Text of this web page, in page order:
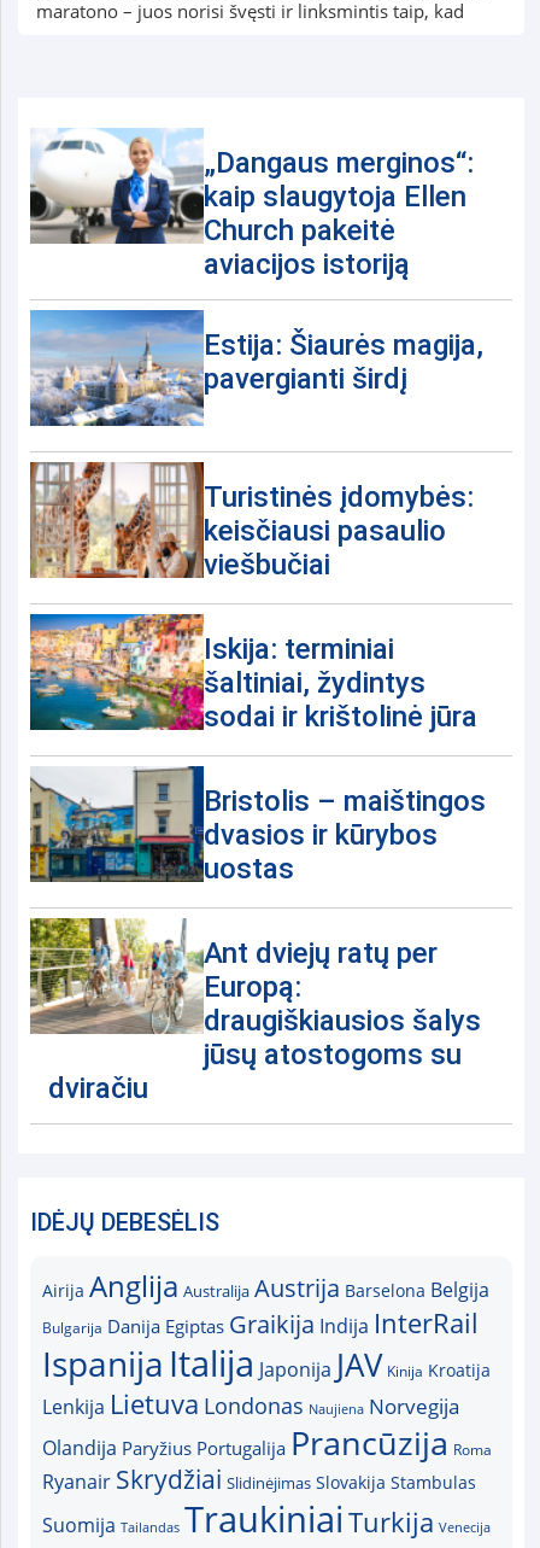
maratono – juos norisi švęsti ir linksmintis taip, kad
„Dangaus merginos“:
kaip slaugytoja Ellen
Church pakeitė
aviacijos istoriją
Estija: Šiaurės magija,
pavergianti širdį
Turistinės įdomybės:
keisčiausi pasaulio
viešbučiai
Iskija: terminiai
šaltiniai, žydintys
sodai ir krištolinė jūra
Bristolis – maištingos
dvasios ir kūrybos
uostas
Ant dviejų ratų per
Europą:
draugiškiausios šalys
jūsų atostogoms su
dviračiu
IDĖJŲ DEBESĖLIS
Airija Anglija Australija Austrija Barselona Belgija
Bulgarija Danija Egiptas Graikija Indija InterRail
Ispanija Italija Japonija JAV Kinija Kroatija
Lenkija Lietuva Londonas Naujiena Norvegija
Olandija Paryžius Portugalija Prancūzija Roma
Ryanair Skrydžiai Slidinėjimas Slovakija Stambulas
Suomija Tailandas TraukiniaiTurkija Venecija